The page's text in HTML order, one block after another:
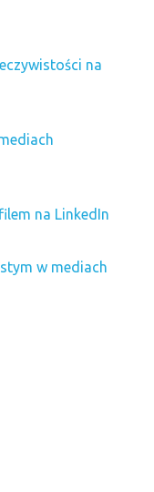
na
na LinkedIn
w mediach